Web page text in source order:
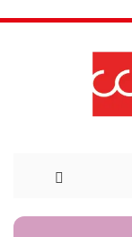
Direkt